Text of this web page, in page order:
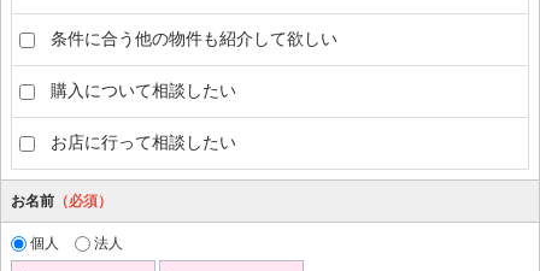
条件に合う他の物件も紹介して欲しい
購入について相談したい
お店に行って相談したい
お名前 （必須）
個人 法人